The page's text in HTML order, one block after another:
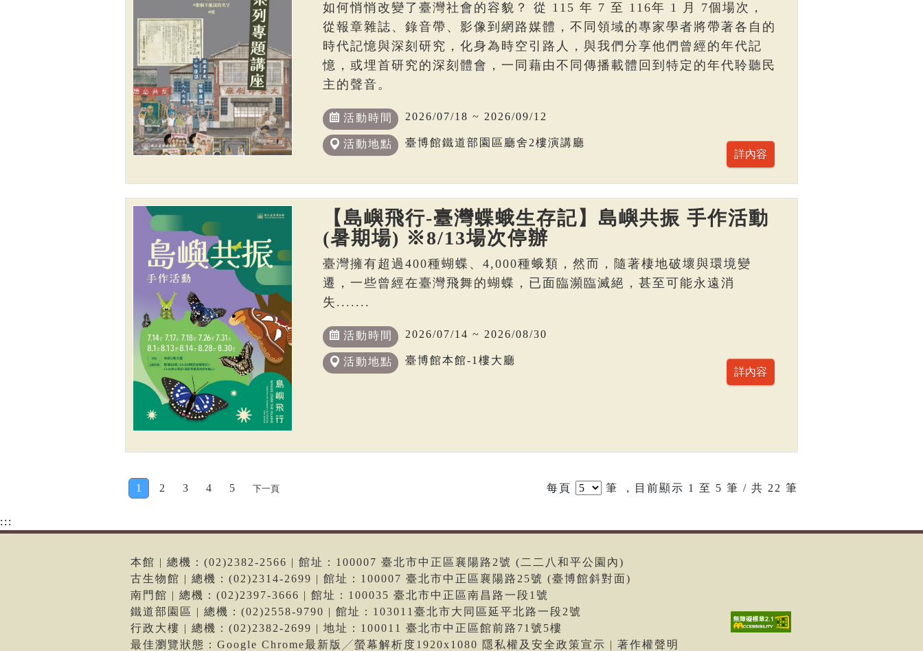
如何悄悄改變了臺灣社會的容貌？ 從 115 年 7 至 116年 1 月 7個場次，
從報章雜誌、錄音帶、影像到網路媒體，不同領域的專家學者將帶著各自的
時代記憶與深刻研究，化身為時空引路人，與我們分享他們曾經的年代記
憶，或埋首研究的深刻體會，一同藉由不同傳播載體回到特定的年代聆聽民
主的聲音。
活動時間 2026/07/18 ~ 2026/09/12
活動地點 臺博館鐵道部園區廳舍2樓演講廳
【島嶼飛行-臺灣蝶蛾生存記】島嶼共振 手作活動
(暑期場) ※8/13場次停辦
臺灣擁有超過400種蝴蝶、4,000種蛾類，然而，隨著棲地破壞與環境變
遷，一些曾經在臺灣飛舞的蝴蝶，已面臨瀕臨滅絕，甚至可能永遠消
失.......
活動時間 2026/07/14 ~ 2026/08/30
活動地點 臺博館本館-1樓大廳
1 2 3 4 5 下一頁 每頁 筆 ，目前顯示 1 至 5 筆 / 共 22 筆
:::
本館 | 總機：(02)2382-2566 | 館址：100007 臺北市中正區襄陽路2號 (二二八和平公園內)
古生物館 | 總機：(02)2314-2699 | 館址：100007 臺北市中正區襄陽路25號 (臺博館斜對面)
南門館 | 總機：(02)2397-3666 | 館址：100035 臺北市中正區南昌路一段1號
鐵道部園區 | 總機：(02)2558-9790 | 館址：103011臺北市大同區延平北路一段2號
行政大樓 | 總機：(02)2382-2699 | 地址：100011 臺北市中正區館前路71號5樓
最佳瀏覽狀態：Google Chrome最新版╱螢幕解析度1920x1080 隱私權及安全政策宣示 | 著作權聲明